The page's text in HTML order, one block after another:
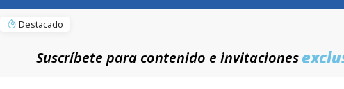
Destacado
Suscríbete para contenido e invitaciones